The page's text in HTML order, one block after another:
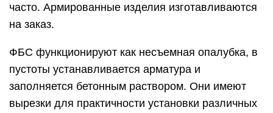
часто. Армированные изделия изготавливаются
на заказ.
ФБС функционируют как несъемная опалубка, в
пустоты устанавливается арматура и
заполняется бетонным раствором. Они имеют
вырезки для практичности установки различных